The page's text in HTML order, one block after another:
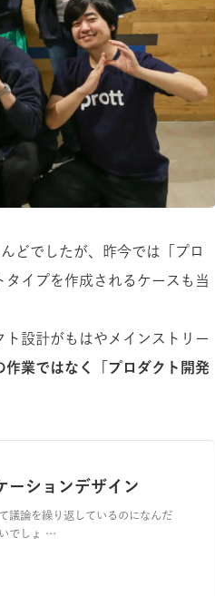
どでしたが、昨今では「プロ
イプを作成されるケースも当
設計がもはやメインストリー
業ではなく「プロダクト開発
ーションデザイン
議論を繰り返しているのになんだ
でしょ …